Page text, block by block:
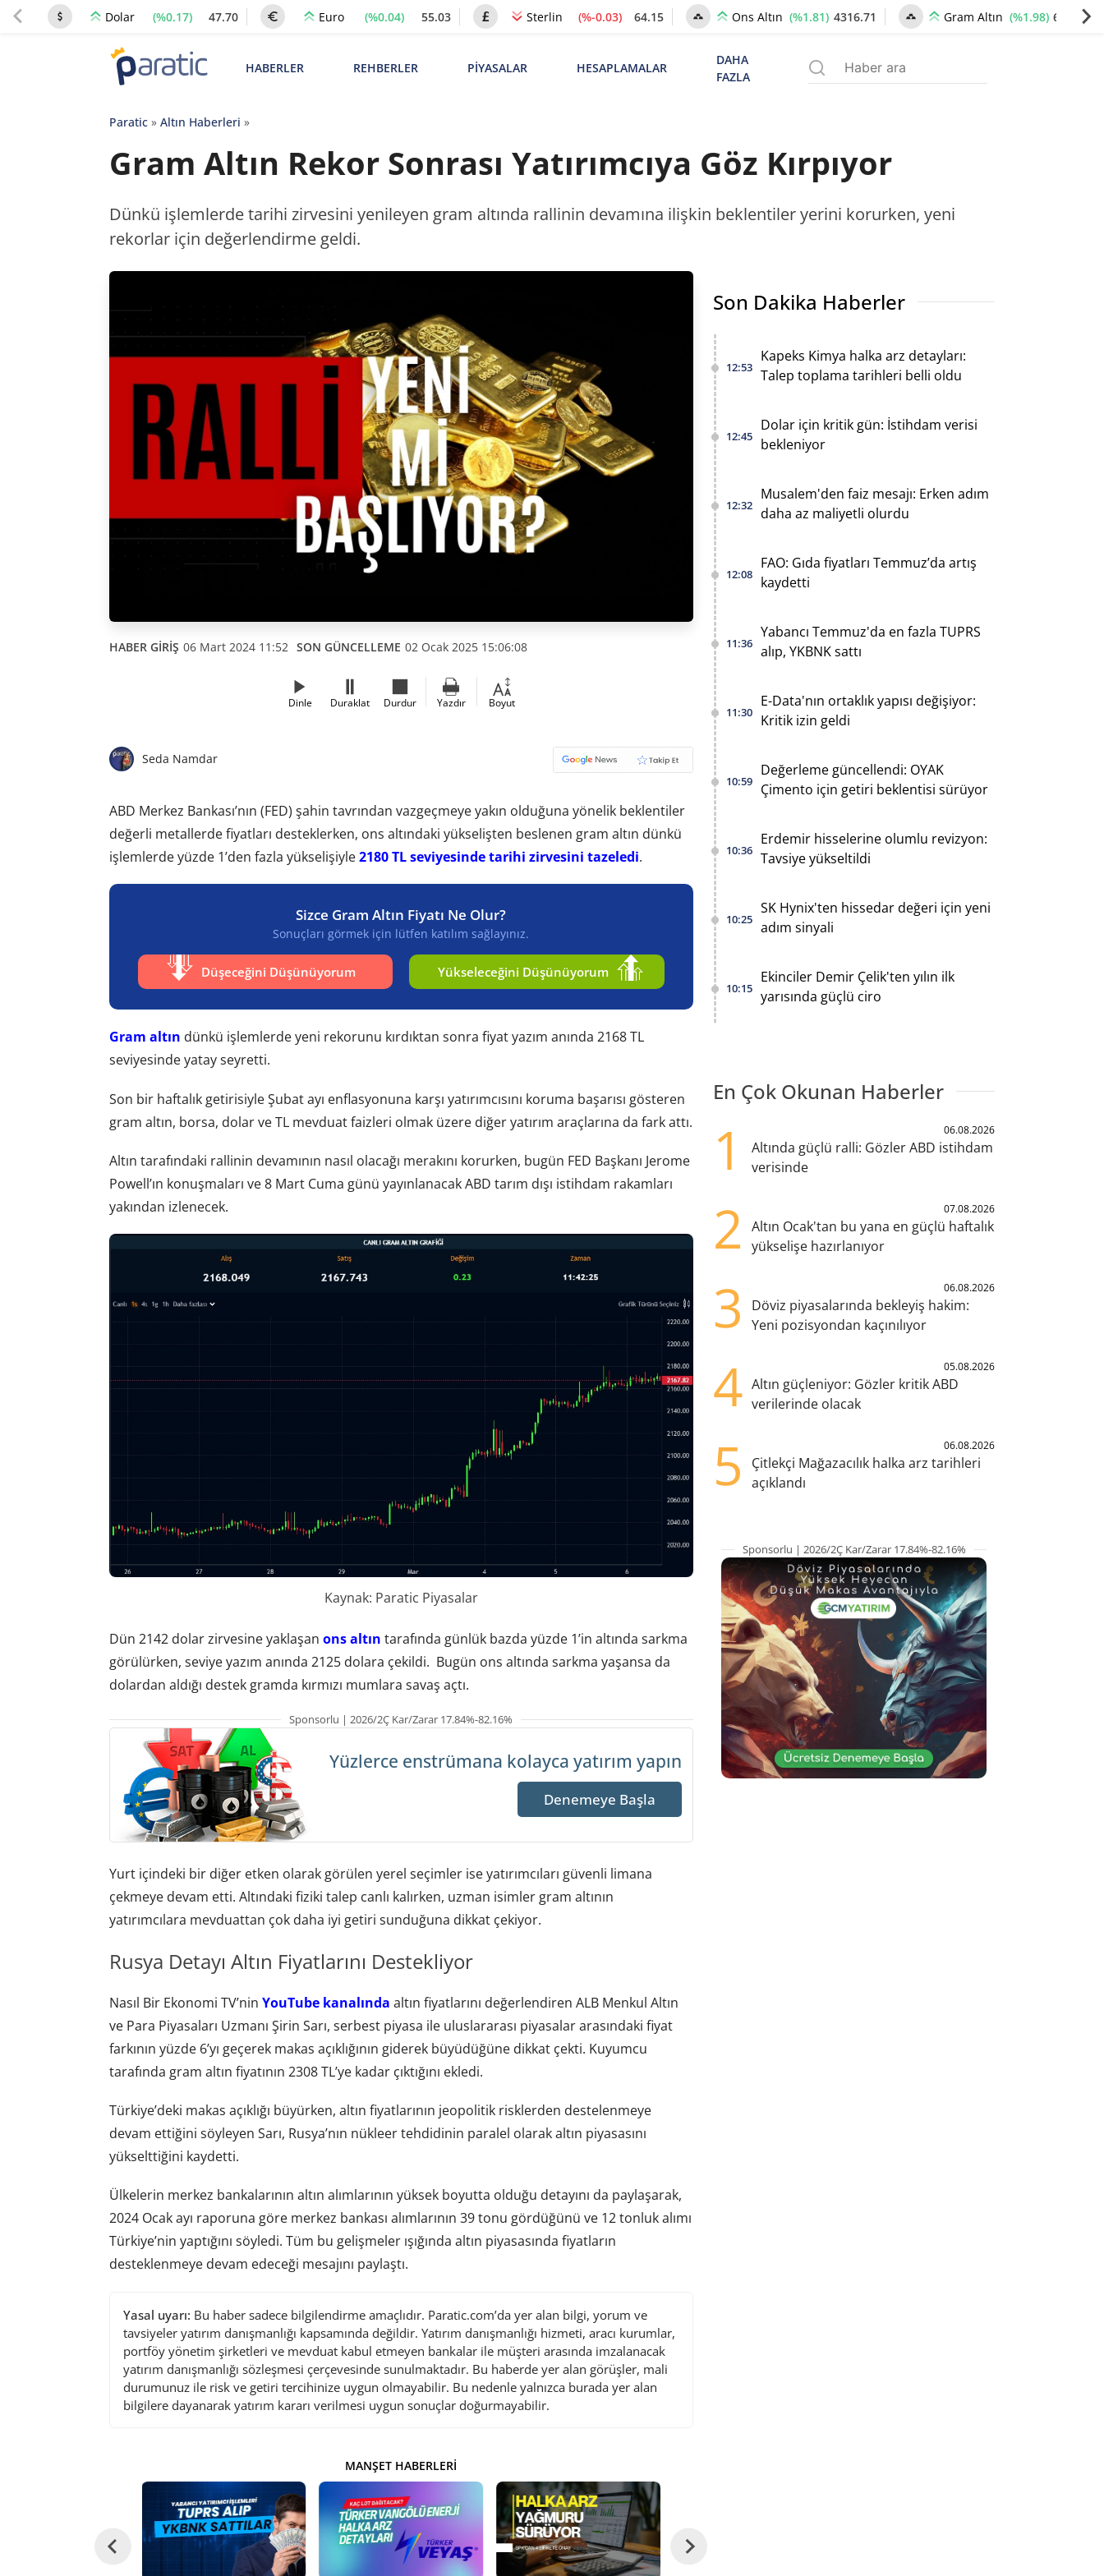
Dolar (%0.17) 47.70 Euro (%0.04) 55.03 Sterlin (%-0.03) 64.15 Ons Altın (%1.81) 4316.71 Gram Altın (%1.98) 6621.17
HABERLER REHBERLER PİYASALAR HESAPLAMALAR
DAHA
FAZLA
Paratic» Altın Haberleri »
Gram Altın Rekor Sonrası Yatırımcıya Göz Kırpıyor
Dünkü işlemlerde tarihi zirvesini yenileyen gram altında rallinin devamına ilişkin beklentiler yerini korurken, yeni
rekorlar için değerlendirme geldi.
HABER GİRİŞ 06 Mart 2024 11:52 SON GÜNCELLEME 02 Ocak 2025 15:06:08
Dinle Duraklat Durdur Yazdır Boyut
Seda Namdar
ABD Merkez Bankası’nın (FED) şahin tavrından vazgeçmeye yakın olduğuna yönelik beklentiler
değerli metallerde fiyatları desteklerken, ons altındaki yükselişten beslenen gram altın dünkü
işlemlerde yüzde 1’den fazla yükselişiyle2180 TL seviyesinde tarihi zirvesini tazeledi.
Sizce Gram Altın Fiyatı Ne Olur?
Sonuçları görmek için lütfen katılım sağlayınız.
Düşeceğini Düşünüyorum Yükseleceğini Düşünüyorum
Gram altın dünkü işlemlerde yeni rekorunu kırdıktan sonra fiyat yazım anında 2168 TL
seviyesinde yatay seyretti.
Son bir haftalık getirisiyle Şubat ayı enflasyonuna karşı yatırımcısını koruma başarısı gösteren
gram altın, borsa, dolar ve TL mevduat faizleri olmak üzere diğer yatırım araçlarına da fark attı.
Altın tarafındaki rallinin devamının nasıl olacağı merakını korurken, bugün FED Başkanı Jerome
Powell’ın konuşmaları ve 8 Mart Cuma günü yayınlanacak ABD tarım dışı istihdam rakamları
yakından izlenecek.
Kaynak: Paratic Piyasalar
Dün 2142 dolar zirvesine yaklaşan ons altın tarafında günlük bazda yüzde 1’in altında sarkma
görülürken, seviye yazım anında 2125 dolara çekildi. Bugün ons altında sarkma yaşansa da
dolardan aldığı destek gramda kırmızı mumlara savaş açtı.
Sponsorlu | 2026/2Ç Kar/Zarar 17.84%-82.16%
Yüzlerce enstrümana kolayca yatırım yapın
Denemeye Başla
Yurt içindeki bir diğer etken olarak görülen yerel seçimler ise yatırımcıları güvenli limana
çekmeye devam etti. Altındaki fiziki talep canlı kalırken, uzman isimler gram altının
yatırımcılara mevduattan çok daha iyi getiri sunduğuna dikkat çekiyor.
Rusya Detayı Altın Fiyatlarını Destekliyor
Nasıl Bir Ekonomi TV’nin YouTube kanalında altın fiyatlarını değerlendiren ALB Menkul Altın
ve Para Piyasaları Uzmanı Şirin Sarı, serbest piyasa ile uluslararası piyasalar arasındaki fiyat
farkının yüzde 6’yı geçerek makas açıklığının giderek büyüdüğüne dikkat çekti. Kuyumcu
tarafında gram altın fiyatının 2308 TL’ye kadar çıktığını ekledi.
Türkiye’deki makas açıklığı büyürken, altın fiyatlarının jeopolitik risklerden destelenmeye
devam ettiğini söyleyen Sarı, Rusya’nın nükleer tehdidinin paralel olarak altın piyasasını
yükselttiğini kaydetti.
Ülkelerin merkez bankalarının altın alımlarının yüksek boyutta olduğu detayını da paylaşarak,
2024 Ocak ayı raporuna göre merkez bankası alımlarının 39 tonu gördüğünü ve 12 tonluk alımı
Türkiye’nin yaptığını söyledi. Tüm bu gelişmeler ışığında altın piyasasında fiyatların
desteklenmeye devam edeceği mesajını paylaştı.
Yasal uyarı: Bu haber sadece bilgilendirme amaçlıdır. Paratic.com’da yer alan bilgi, yorum ve
tavsiyeler yatırım danışmanlığı kapsamında değildir. Yatırım danışmanlığı hizmeti, aracı kurumlar,
portföy yönetim şirketleri ve mevduat kabul etmeyen bankalar ile müşteri arasında imzalanacak
yatırım danışmanlığı sözleşmesi çerçevesinde sunulmaktadır. Bu haberde yer alan görüşler, mali
durumunuz ile risk ve getiri tercihinize uygun olmayabilir. Bu nedenle yalnızca burada yer alan
bilgilere dayanarak yatırım kararı verilmesi uygun sonuçlar doğurmayabilir.
MANŞET HABERLERI
Son Dakika Haberler
12:53
Kapeks Kimya halka arz detayları:
Talep toplama tarihleri belli oldu
12:45
Dolar için kritik gün: İstihdam verisi
bekleniyor
12:32
Musalem'den faiz mesajı: Erken adım
daha az maliyetli olurdu
12:08
FAO: Gıda fiyatları Temmuz’da artış
kaydetti
11:36
Yabancı Temmuz'da en fazla TUPRS
alıp, YKBNK sattı
11:30
E-Data'nın ortaklık yapısı değişiyor:
Kritik izin geldi
10:59
Değerleme güncellendi: OYAK
Çimento için getiri beklentisi sürüyor
10:36
Erdemir hisselerine olumlu revizyon:
Tavsiye yükseltildi
10:25
SK Hynix'ten hissedar değeri için yeni
adım sinyali
10:15
Ekinciler Demir Çelik'ten yılın ilk
yarısında güçlü ciro
En Çok Okunan Haberler
1 06.08.2026
Altında güçlü ralli: Gözler ABD istihdam
verisinde
2 07.08.2026
Altın Ocak'tan bu yana en güçlü haftalık
yükselişe hazırlanıyor
3 06.08.2026
Döviz piyasalarında bekleyiş hakim:
Yeni pozisyondan kaçınılıyor
4 05.08.2026
Altın güçleniyor: Gözler kritik ABD
verilerinde olacak
5 06.08.2026
Çitlekçi Mağazacılık halka arz tarihleri
açıklandı
Sponsorlu | 2026/2Ç Kar/Zarar 17.84%-82.16%